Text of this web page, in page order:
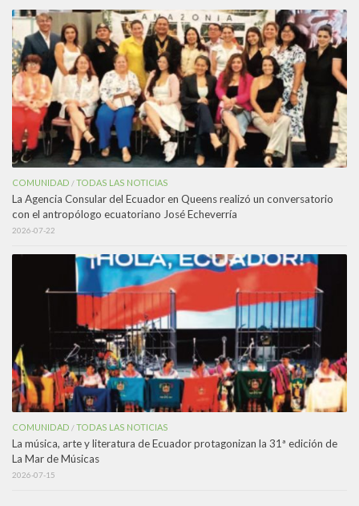
COMUNIDAD /TODAS LAS NOTICIAS
La Agencia Consular del Ecuador en Queens realizó un conversatorio
con el antropólogo ecuatoriano José Echeverría
2026-07-22
COMUNIDAD /TODAS LAS NOTICIAS
La música, arte y literatura de Ecuador protagonizan la 31ª edición de
La Mar de Músicas
2026-07-15